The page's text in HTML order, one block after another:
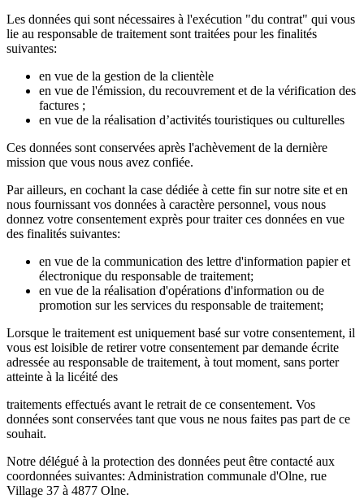
Les données qui sont nécessaires à l'exécution "du contrat" qui vous
lie au responsable de traitement sont traitées pour les finalités
suivantes:
en vue de la gestion de la clientèle
en vue de l'émission, du recouvrement et de la vérification des
factures ;
en vue de la réalisation d’activités touristiques ou culturelles
Ces données sont conservées après l'achèvement de la dernière
mission que vous nous avez confiée.
Par ailleurs, en cochant la case dédiée à cette fin sur notre site et en
nous fournissant vos données à caractère personnel, vous nous
donnez votre consentement exprès pour traiter ces données en vue
des finalités suivantes:
en vue de la communication des lettre d'information papier et
électronique du responsable de traitement;
en vue de la réalisation d'opérations d'information ou de
promotion sur les services du responsable de traitement;
Lorsque le traitement est uniquement basé sur votre consentement, il
vous est loisible de retirer votre consentement par demande écrite
adressée au responsable de traitement, à tout moment, sans porter
atteinte à la licéité des
traitements effectués avant le retrait de ce consentement. Vos
données sont conservées tant que vous ne nous faites pas part de ce
souhait.
Notre délégué à la protection des données peut être contacté aux
coordonnées suivantes: Administration communale d'Olne, rue
Village 37 à 4877 Olne.